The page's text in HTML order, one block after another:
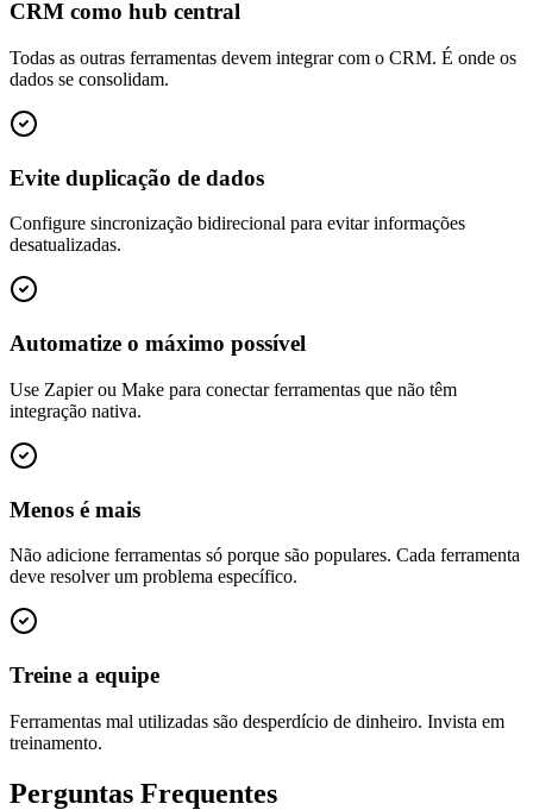
CRM como hub central
Todas as outras ferramentas devem integrar com o CRM. É onde os
dados se consolidam.
Evite duplicação de dados
Configure sincronização bidirecional para evitar informações
desatualizadas.
Automatize o máximo possível
Use Zapier ou Make para conectar ferramentas que não têm
integração nativa.
Menos é mais
Não adicione ferramentas só porque são populares. Cada ferramenta
deve resolver um problema específico.
Treine a equipe
Ferramentas mal utilizadas são desperdício de dinheiro. Invista em
treinamento.
Perguntas Frequentes